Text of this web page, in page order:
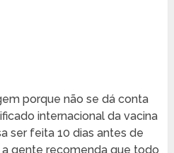
porque não se dá conta
internacional da vacina
ser feita 10 dias antes de
a gente recomenda que todo